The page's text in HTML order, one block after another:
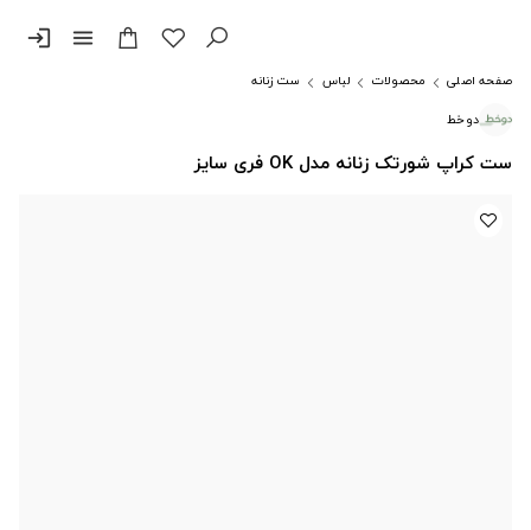
menu
login
صفحه اصلی محصولات لباس
ست زنانه
دوخط
ست کراپ شورتک زنانه مدل OK فری سایز